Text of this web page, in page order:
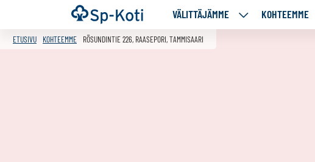
Siirry
sisältöön
Etusivu VÄLITTÄJÄMME
VÄLITTÄJÄMME
KOHTEEMME
ETUSIVU KOHTEEMME RÖSUNDINTIE 226, RAASEPORI, TAMMISAARI